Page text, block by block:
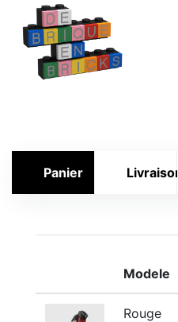
Panier Livraison
Modele
Rouge